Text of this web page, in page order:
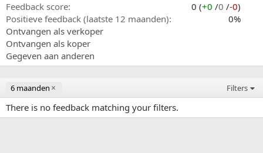
Feedback score
0 (+0 /0 /-0)
Positieve feedback (laatste 12 maanden)
0%
Ontvangen als verkoper
Ontvangen als koper
Gegeven aan anderen
6 maanden Filters
There is no feedback matching your filters.